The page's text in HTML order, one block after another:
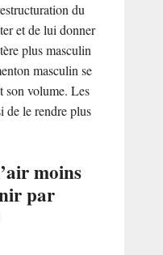
du
et de lui donner
plus masculin
masculin se
son volume. Les
de le rendre plus
moins
par